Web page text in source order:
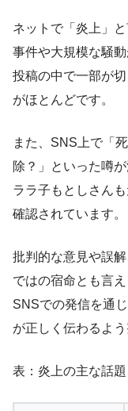
ネットで「炎上」
事件や大規模な騒
投稿の中で一部が
がほとんどです。
また、SNS上で「
除？」といった噂
ララ子もとしさん
確認されています。
批判的な意見や誤
ではの宿命とも言
SNSでの発信を通
が正しく伝わるよ
表：炎上の主な話